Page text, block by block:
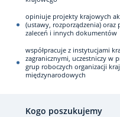
opiniuje projekty krajowych
(ustawy, rozporządzenia) oraz
zaleceń i innych dokumentów
współpracuje z instytucjami
zagranicznymi, uczestniczy w
grup roboczych organizacji
międzynarodowych
Kogo poszukujemy